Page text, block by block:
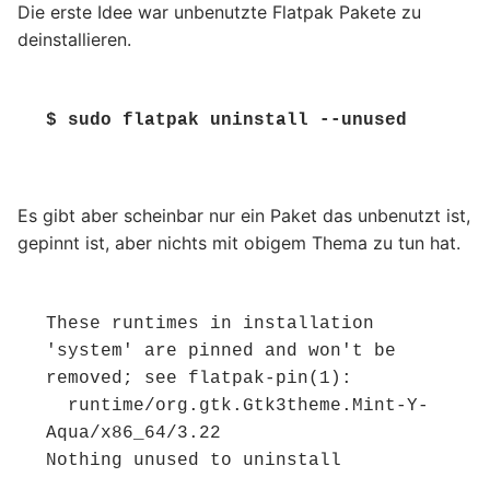
Die erste Idee war unbenutzte Flatpak Pakete zu
deinstallieren.
$ sudo flatpak uninstall --unused
Es gibt aber scheinbar nur ein Paket das unbenutzt ist,
gepinnt ist, aber nichts mit obigem Thema zu tun hat.
These runtimes in installation
'system' are pinned and won't be
removed; see flatpak-pin(1):
Aqua/x86_64/3.22
Nothing unused to uninstall